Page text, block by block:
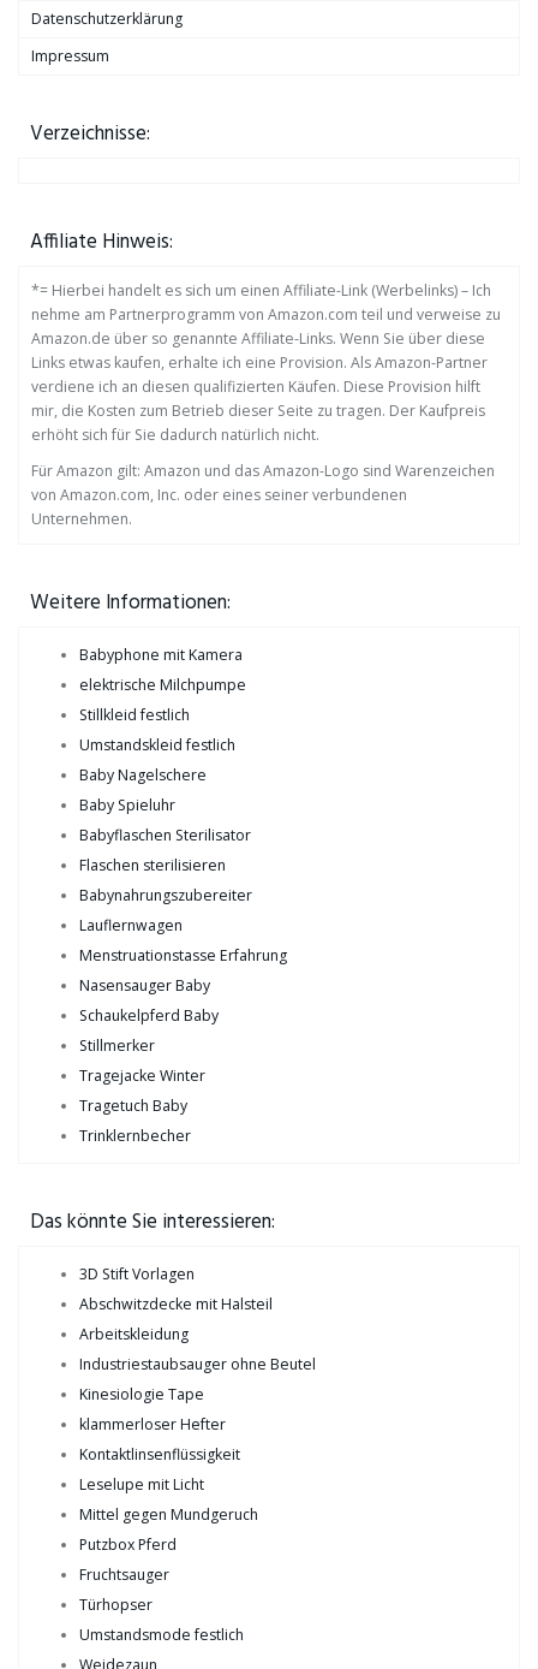
Datenschutzerklärung
Impressum
Verzeichnisse:
Affiliate Hinweis:
*= Hierbei handelt es sich um einen Affiliate-Link (Werbelinks) – Ich
nehme am Partnerprogramm von Amazon.com teil und verweise zu
Amazon.de über so genannte Affiliate-Links. Wenn Sie über diese
Links etwas kaufen, erhalte ich eine Provision. Als Amazon-Partner
verdiene ich an diesen qualifizierten Käufen. Diese Provision hilft
mir, die Kosten zum Betrieb dieser Seite zu tragen. Der Kaufpreis
erhöht sich für Sie dadurch natürlich nicht.
Für Amazon gilt: Amazon und das Amazon-Logo sind Warenzeichen
von Amazon.com, Inc. oder eines seiner verbundenen
Unternehmen.
Weitere Informationen:
Babyphone mit Kamera
elektrische Milchpumpe
Stillkleid festlich
Umstandskleid festlich
Baby Nagelschere
Baby Spieluhr
Babyflaschen Sterilisator
Flaschen sterilisieren
Babynahrungszubereiter
Lauflernwagen
Menstruationstasse Erfahrung
Nasensauger Baby
Schaukelpferd Baby
Stillmerker
Tragejacke Winter
Tragetuch Baby
Trinklernbecher
Das könnte Sie interessieren:
3D Stift Vorlagen
Abschwitzdecke mit Halsteil
Arbeitskleidung
Industriestaubsauger ohne Beutel
Kinesiologie Tape
klammerloser Hefter
Kontaktlinsenflüssigkeit
Leselupe mit Licht
Mittel gegen Mundgeruch
Putzbox Pferd
Fruchtsauger
Türhopser
Umstandsmode festlich
Weidezaun